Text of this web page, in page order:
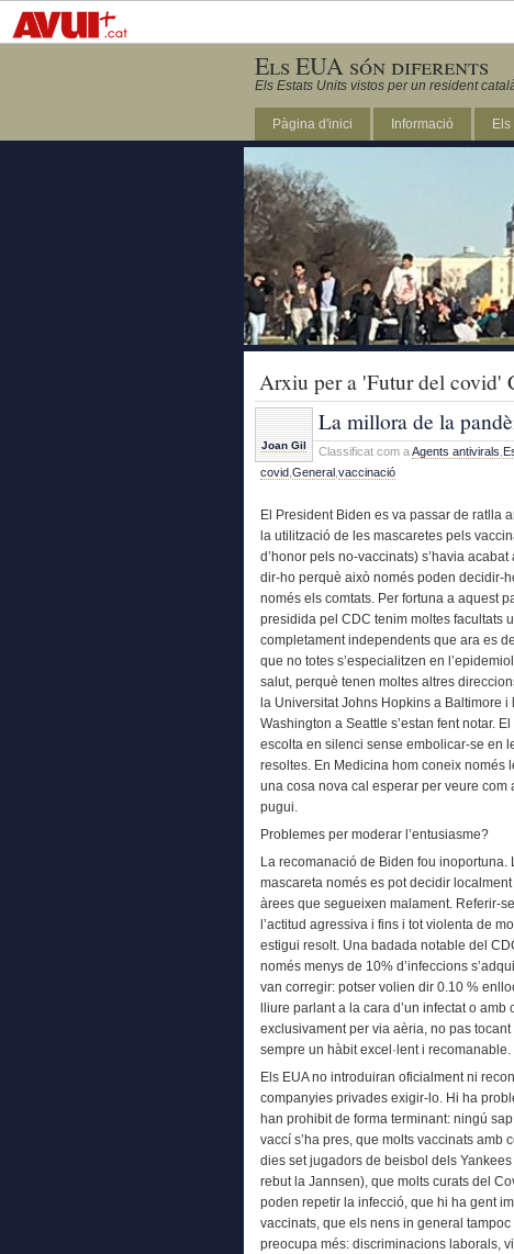
Els EUA són diferents
Els Estats Units vistos per un resident
Pàgina d'inici Informació
Arxiu per a 'Futur del covid'
Joan Gil
La millora de la
Classificat com aAgents antivirals
covid General vaccinació
El President Biden es va passar de ratlla
la utilització de les mascaretes pels
d’honor pels no-vaccinats) s’havia
dir-ho perquè això només poden decidir-
només els comtats. Per fortuna a aquest
presidida pel CDC tenim moltes facultats
completament independents que ara es
que no totes s’especialitzen en
salut, perquè tenen moltes altres
la Universitat Johns Hopkins a Baltimore i
Washington a Seattle s’estan fent notar.
escolta en silenci sense embolicar-se en
resoltes. En Medicina hom coneix només
una cosa nova cal esperar per veure
pugui.
Problemes per moderar l’entusiasme?
La recomanació de Biden fou inoportuna.
mascareta només es pot decidir
àrees que segueixen malament. Referir-
l’actitud agressiva i fins i tot violenta de
estigui resolt. Una badada notable del
només menys de 10% d’infeccions
van corregir: potser volien dir 0.10 %
lliure parlant a la cara d’un infectat o
exclusivament per via aèria, no pas
sempre un hàbit excel·lent i recomanable.
Els EUA no introduiran oficialment ni
companyies privades exigir-lo. Hi ha
han prohibit de forma terminant: ningú
vaccí s’ha pres, que molts vaccinats amb
dies set jugadors de beisbol dels
rebut la Jannsen), que molts curats del
poden repetir la infecció, que hi ha gent
vaccinats, que els nens in general
preocupa més: discriminacions laborals,